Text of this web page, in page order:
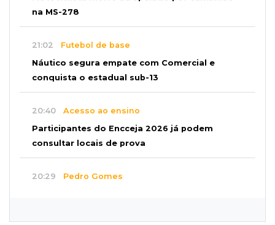
na MS-278
21:02 Futebol de base
Náutico segura empate com Comercial e
conquista o estadual sub-13
20:40 Acesso ao ensino
Participantes do Encceja 2026 já podem
consultar locais de prova
20:29 Pedro Gomes